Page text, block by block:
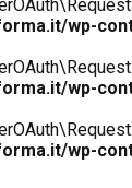
wp-
wp-
wp-